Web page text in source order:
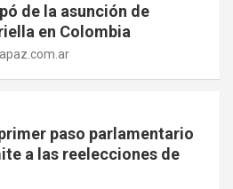
de la asunción de
en Colombia
paso parlamentario
a las reelecciones de